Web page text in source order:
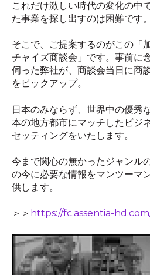
これだけ激しい時代の変化の中
た事業を探し出すのは困難です。
そこで、ご提案するのがこの「
チャイズ商談会」です。事前に
伺った弊社が、商談会当日に商
をピックアップ。
日本のみならず、世界中の優秀
本の地方都市にマッチしたビジ
セッティングをいたします。
今まで関心の無かったジャンル
の今に必要な情報をマンツーマ
供します。
＞＞ https://fc.assentia-